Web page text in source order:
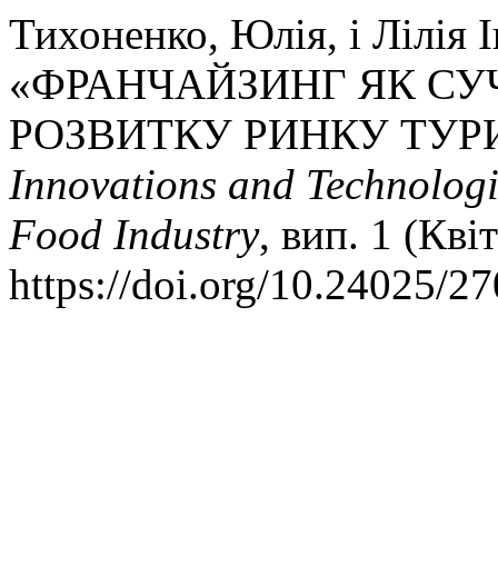
Тихоненко, Юлія, і Лілія
«ФРАНЧАЙЗИНГ ЯК
РОЗВИТКУ РИНКУ
Innovations and
Food Industry, вип. 1
https://doi.org/10.24025/